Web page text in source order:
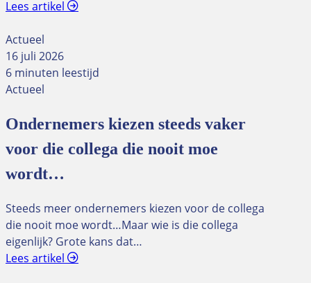
Lees artikel
Actueel
16 juli 2026
6 minuten leestijd
Actueel
Ondernemers kiezen steeds vaker
voor die collega die nooit moe
wordt…
Steeds meer ondernemers kiezen voor de collega
die nooit moe wordt…Maar wie is die collega
eigenlijk? Grote kans dat…
Lees artikel